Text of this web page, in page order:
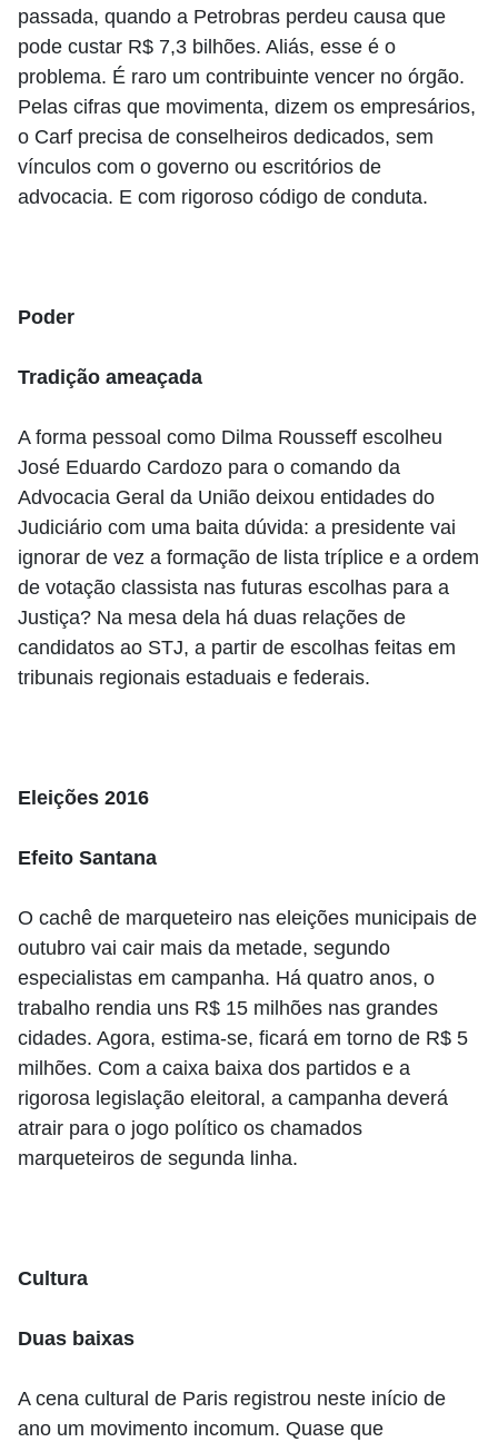
passada, quando a Petrobras perdeu causa que
pode custar R$ 7,3 bilhões. Aliás, esse é o
problema. É raro um contribuinte vencer no órgão.
Pelas cifras que movimenta, dizem os empresários,
o Carf precisa de conselheiros dedicados, sem
vínculos com o governo ou escritórios de
advocacia. E com rigoroso código de conduta.
Poder
Tradição ameaçada
A forma pessoal como Dilma Rousseff escolheu
José Eduardo Cardozo para o comando da
Advocacia Geral da União deixou entidades do
Judiciário com uma baita dúvida: a presidente vai
ignorar de vez a formação de lista tríplice e a ordem
de votação classista nas futuras escolhas para a
Justiça? Na mesa dela há duas relações de
candidatos ao STJ, a partir de escolhas feitas em
tribunais regionais estaduais e federais.
Eleições 2016
Efeito Santana
O cachê de marqueteiro nas eleições municipais de
outubro vai cair mais da metade, segundo
especialistas em campanha. Há quatro anos, o
trabalho rendia uns R$ 15 milhões nas grandes
cidades. Agora, estima-se, ficará em torno de R$ 5
milhões. Com a caixa baixa dos partidos e a
rigorosa legislação eleitoral, a campanha deverá
atrair para o jogo político os chamados
marqueteiros de segunda linha.
Cultura
Duas baixas
A cena cultural de Paris registrou neste início de
ano um movimento incomum. Quase que